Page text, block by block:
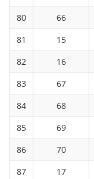
80
66
81
15
82
16
83
67
84
68
85
69
86
70
87
17